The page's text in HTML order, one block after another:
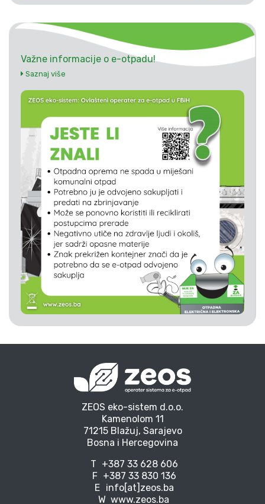
Važne informacije o e-otpadu!
Saznaj više
ZEOS eko-sistem d.o.o.
Kamenolom 11
71215 Blažuj, Sarajevo
Bosna i Hercegovina
T +387 33 628 606
F +387 33 830 136
E info[at]zeos.ba
W www.zeos.ba